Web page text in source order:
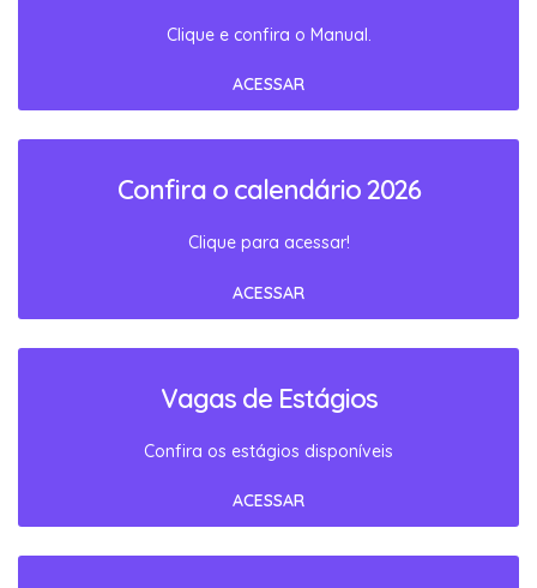
Clique e confira o Manual.
ACESSAR
Confira o calendário 2026
Clique para acessar!
ACESSAR
Vagas de Estágios
Confira os estágios disponíveis
ACESSAR